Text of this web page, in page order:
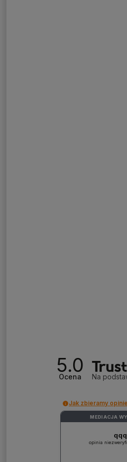
5.0
Ocena Na
Jak zbieramy
MEDIACJA
qqq
opinia